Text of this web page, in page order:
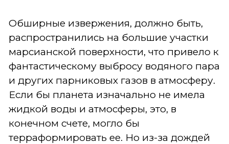
Обширные извержения, должно быть,
распространились на большие участки
марсианской поверхности, что привело к
фантастическому выбросу водяного пара
и других парниковых газов в атмосферу.
Если бы планета изначально не имела
жидкой воды и атмосферы, это, в
конечном счете, могло бы
терраформировать ее. Но из-за дождей